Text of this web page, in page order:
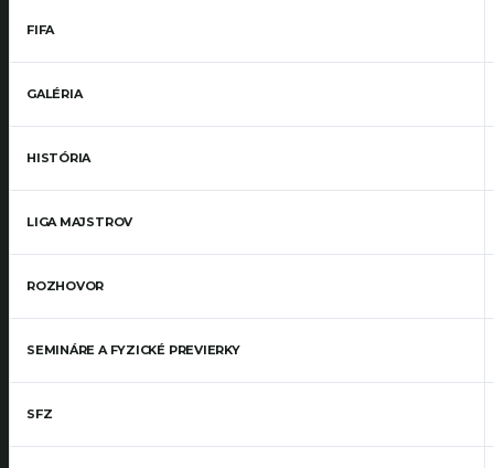
FIFA
GALÉRIA
HISTÓRIA
LIGA MAJSTROV
ROZHOVOR
SEMINÁRE A FYZICKÉ PREVIERKY
SFZ